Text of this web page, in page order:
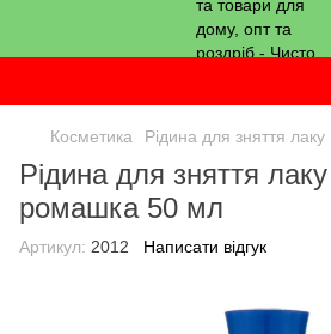
Косметика Рідина для зняття
Рідина для зняття
ромашка 50 мл
Артикул: 2012 Написати відгук